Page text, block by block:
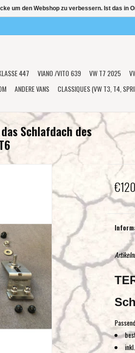
447 VIANO /VITO 639 VW T7 2025
ANDERE VANS CLASSIQUES (VW T3, T4,
Schlafdach des
um den Webshop zu verbessern. Ist das in